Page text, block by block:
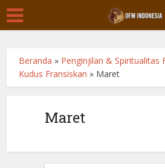
Beranda » Penginjilan & Spiritualitas
Kudus Fransiskan » Maret
Maret